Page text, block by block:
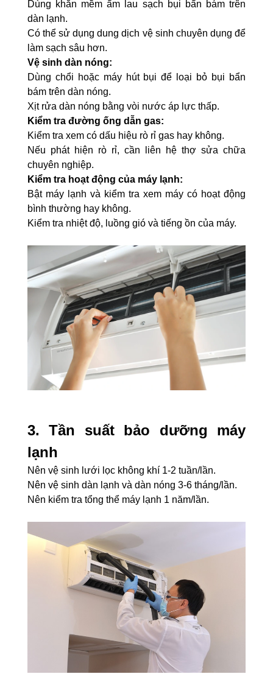
Dùng khăn mềm ẩm lau sạch bụi bẩn bám trên
dàn lạnh.
Có thể sử dụng dung dịch vệ sinh chuyên dụng để
làm sạch sâu hơn.
Vệ sinh dàn nóng:
Dùng chổi hoặc máy hút bụi để loại bỏ bụi bẩn
bám trên dàn nóng.
Xịt rửa dàn nóng bằng vòi nước áp lực thấp.
Kiểm tra đường ống dẫn gas:
Kiểm tra xem có dấu hiệu rò rỉ gas hay không.
Nếu phát hiện rò rỉ, cần liên hệ thợ sửa chữa
chuyên nghiệp.
Kiểm tra hoạt động của máy lạnh:
Bật máy lạnh và kiểm tra xem máy có hoạt động
bình thường hay không.
Kiểm tra nhiệt độ, luồng gió và tiếng ồn của máy.
3. Tần suất bảo dưỡng máy
lạnh
Nên vệ sinh lưới lọc không khí 1-2 tuần/lần.
Nên vệ sinh dàn lạnh và dàn nóng 3-6 tháng/lần.
Nên kiểm tra tổng thể máy lạnh 1 năm/lần.